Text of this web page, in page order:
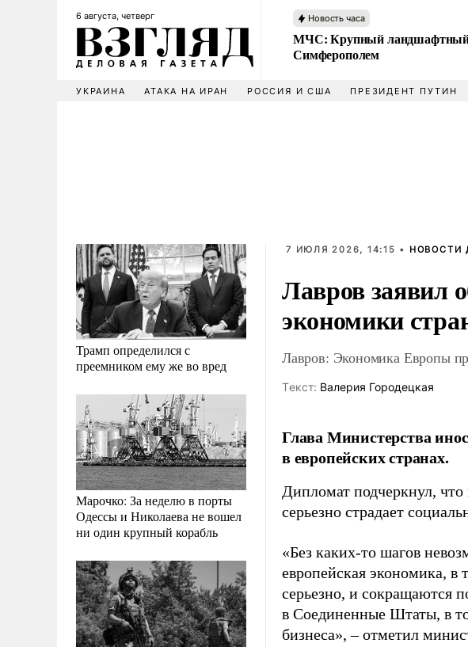
6 августа, четверг Новость часа
МЧС: Крупный ландшафтный
Симферополем
УКРАИНА АТАКА НА ИРАН РОССИЯ И США ПРЕЗИДЕНТ ПУТИН
Трамп определился с
преемником ему же во вред
Марочко: За неделю в порты
Одессы и Николаева не вошел
ни один крупный корабль
7 ИЮЛЯ 2026, 14:15 • НОВОСТИ
Лавров заявил
экономики
Лавров: Экономика Европы
Tекст: Валерия Городецкая
Глава Министерства
в европейских странах.
Дипломат подчеркнул,
серьезно страдает
«Без каких-то шагов
европейская экономика, в
серьезно, и сокращаются
в Соединенные Штаты, в
бизнеса», – отметил